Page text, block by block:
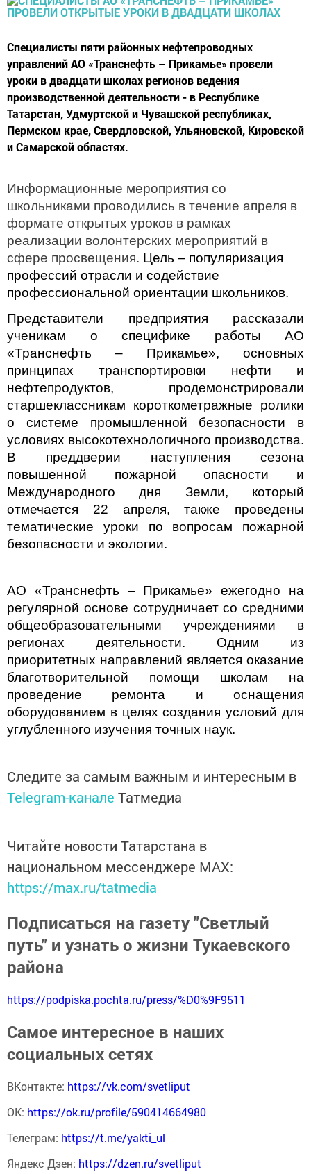
Специалисты пяти районных нефтепроводных
управлений АО «Транснефть – Прикамье» провели
уроки в двадцати школах регионов ведения
производственной деятельности - в Республике
Татарстан, Удмуртской и Чувашской республиках,
Пермском крае, Свердловской, Ульяновской, Кировской
и Самарской областях.
Информационные мероприятия со
школьниками проводились в течение апреля в
формате открытых уроков в рамках
реализации волонтерских мероприятий в
сфере просвещения. Цель – популяризация
профессий отрасли и содействие
профессиональной ориентации школьников.
Представители предприятия рассказали
ученикам о специфике работы АО
«Транснефть – Прикамье», основных
принципах транспортировки нефти и
нефтепродуктов, продемонстрировали
старшеклассникам короткометражные ролики
о системе промышленной безопасности в
условиях высокотехнологичного производства.
В преддверии наступления сезона
повышенной пожарной опасности и
Международного дня Земли, который
отмечается 22 апреля, также проведены
тематические уроки по вопросам пожарной
безопасности и экологии.
АО «Транснефть – Прикамье» ежегодно на
регулярной основе сотрудничает со средними
общеобразовательными учреждениями в
регионах деятельности.
Одним из
приоритетных направлений является оказание
благотворительной помощи школам на
проведение ремонта и оснащения
оборудованием в целях создания условий для
углубленного изучения точных наук.
Следите за самым важным и интересным в
Telegram-канале Татмедиа
Читайте новости Татарстана в
национальном мессенджере MАХ:
https://max.ru/tatmedia
Подписаться на газету "Светлый
путь" и узнать о жизни Тукаевского
района
https://podpiska.pochta.ru/press/%D0%9F9511
Самое интересное в наших
социальных сетях
ВКонтакте: https://vk.com/svetliput
ОК: https://ok.ru/profile/590414664980
Телеграм: https://t.me/yakti_ul
Яндекс Дзен: https://dzen.ru/svetliput